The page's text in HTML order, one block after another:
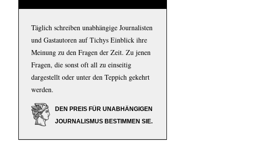
Täglich schreiben unabhängige Journalisten
und Gastautoren auf Tichys Einblick ihre
Meinung zu den Fragen der Zeit. Zu jenen
Fragen, die sonst oft all zu einseitig
dargestellt oder unter den Teppich gekehrt
werden.
DEN PREIS FÜR UNABHÄNGIGEN
JOURNALISMUS BESTIMMEN SIE.